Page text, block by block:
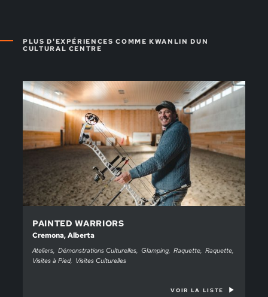
PLUS D'EXPÉRIENCES COMME KWANLIN DUN
CULTURAL CENTRE
PAINTED WARRIORS
Cremona, Alberta
Ateliers Démonstrations Culturelles Glamping Raquette Raquette
Visites à Pied
Visites Culturelles
VOIR LA LISTE